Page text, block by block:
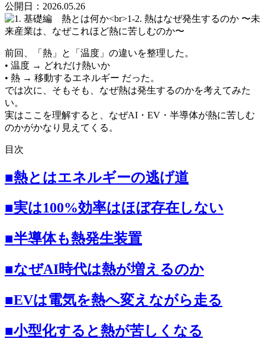
公開日： 2026.05.26
前回、「熱」と「温度」の違いを整理した。
• 温度 → どれだけ熱いか
• 熱 → 移動するエネルギー だった。
では次に、そもそも、なぜ熱は発生するのかを考えてみた
い。
実はここを理解すると、なぜAI・EV・半導体が熱に苦しむ
のかがかなり見えてくる。
目次
■熱とはエネルギーの逃げ道
■実は100%効率はほぼ存在しない
■半導体も熱発生装置
■なぜAI時代は熱が増えるのか
■EVは電気を熱へ変えながら走る
■小型化すると熱が苦しくなる